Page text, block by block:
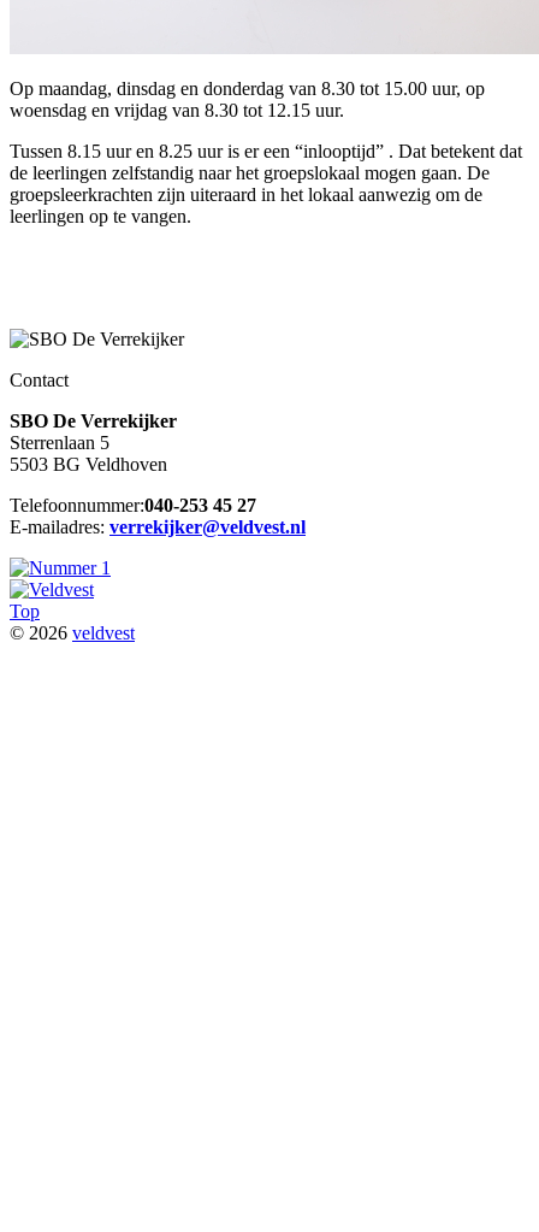
Op maandag, dinsdag en donderdag van 8.30 tot 15.00 uur, op
woensdag en vrijdag van 8.30 tot 12.15 uur.
Tussen 8.15 uur en 8.25 uur is er een “inlooptijd” . Dat betekent dat
de leerlingen zelfstandig naar het groepslokaal mogen gaan. De
groepsleerkrachten zijn uiteraard in het lokaal aanwezig om de
leerlingen op te vangen.
Contact
SBO De Verrekijker
Sterrenlaan 5
5503 BG Veldhoven
Telefoonnummer:040-253 45 27
E-mailadres: verrekijker@veldvest.nl
Top
© 2026 veldvest